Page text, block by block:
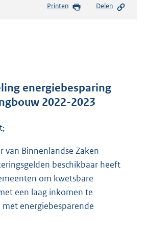
s
r
o
:
2
6
9
K
b
Printen Delen
energiebesparing
2022-2023
van Binnenlandse Zaken
beschikbaar heeft
om kwetsbare
een laag inkomen te
energiebesparende